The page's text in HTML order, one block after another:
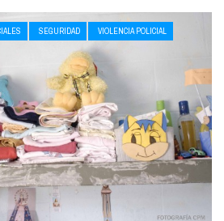
SEGURIDAD VIOLENCIA POLICIAL